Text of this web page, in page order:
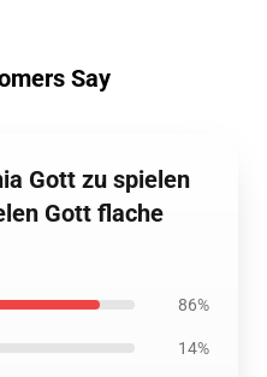
Say
Gott zu spielen
Gott flache
86%
14%